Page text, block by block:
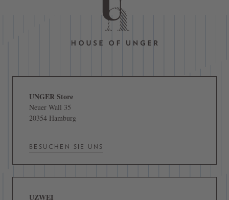
UNGER Store
Neuer Wall 35
20354 Hamburg
BESUCHEN SIE UNS
UZWEI